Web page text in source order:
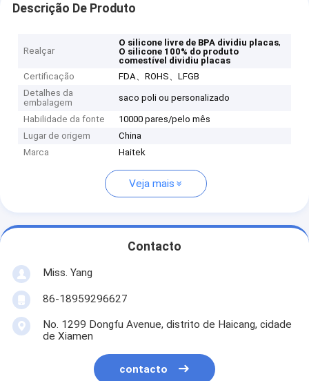
Descrição De Produto
Realçar
O silicone livre de BPA dividiu placas,
O silicone 100% do produto
comestível dividiu placas
Certificação
FDA、ROHS、LFGB
Detalhes da
embalagem
saco poli ou personalizado
Habilidade da fonte
10000 pares/pelo mês
Lugar de origem
China
Marca
Haitek
Veja mais
Contacto
Miss. Yang
86-18959296627
No. 1299 Dongfu Avenue, distrito de Haicang, cidade
de Xiamen
contacto